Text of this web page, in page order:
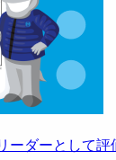
ーダーとして評